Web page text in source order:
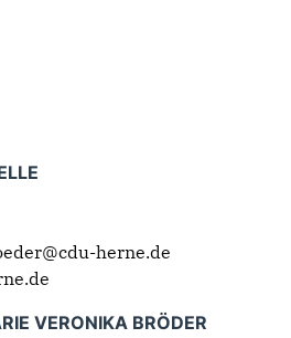
herne.de
VERONIKA BRÖDER